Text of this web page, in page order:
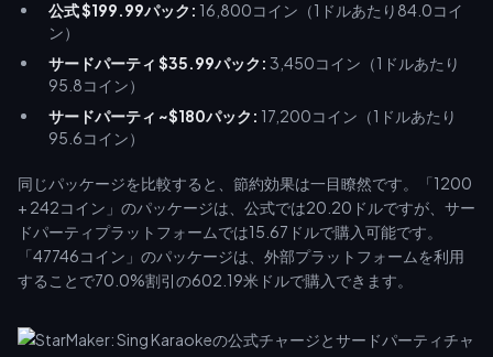
公式 $199.99パック: 16,800コイン（1ドルあたり84.0コイ
ン）
サードパーティ $35.99パック: 3,450コイン（1ドルあたり
95.8コイン）
サードパーティ ~$180パック: 17,200コイン（1ドルあたり
95.6コイン）
同じパッケージを比較すると、節約効果は一目瞭然です。「1200
+ 242コイン」のパッケージは、公式では20.20ドルですが、サー
ドパーティプラットフォームでは15.67ドルで購入可能です。
「47746コイン」のパッケージは、外部プラットフォームを利用
することで70.0%割引の602.19米ドルで購入できます。